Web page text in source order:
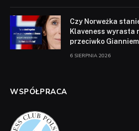
Czy Norweżka
Klaveness wyrasta
przeciwko
6 SIERPNIA 2026
WSPÓŁPRACA